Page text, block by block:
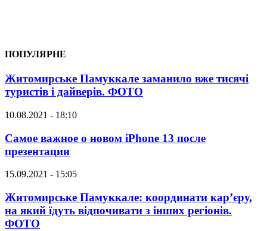
ПОПУЛЯРНЕ
Житомирське Памуккале заманило вже тисячі
туристів і дайверів. ФОТО
10.08.2021 - 18:10
Самое важное о новом iPhone 13 после
презентации
15.09.2021 - 15:05
Житомирське Памуккале: координати кар’єру,
на який їдуть відпочивати з інших регіонів.
ФОТО